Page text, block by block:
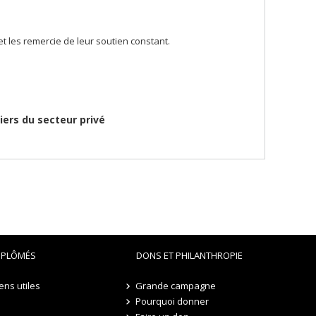
les remercie de leur soutien constant.
du secteur privé
utiles
DONS ET PHILANTHROPIE
Grande campagne
Pourquoi donner